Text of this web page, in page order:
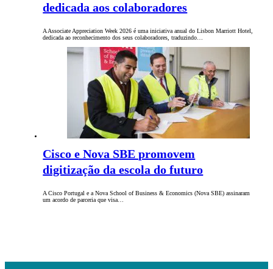
dedicada aos colaboradores
A Associate Appreciation Week 2026 é uma iniciativa anual do Lisbon Marriott Hotel,
dedicada ao reconhecimento dos seus colaboradores, traduzindo…
Cisco e Nova SBE promovem
digitização da escola do futuro
A Cisco Portugal e a Nova School of Business & Economics (Nova SBE) assinaram
um acordo de parceria que visa…